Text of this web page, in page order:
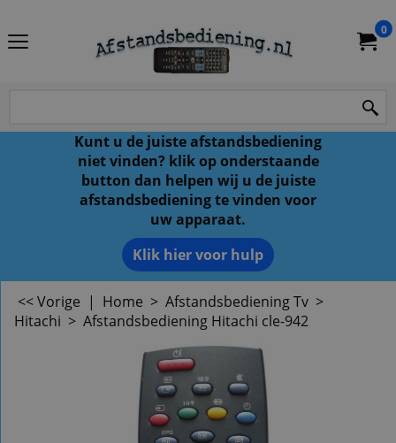
0
Kunt u de juiste afstandsbediening
niet vinden? klik op onderstaande
button dan helpen wij u de juiste
afstandsbediening te vinden voor
uw apparaat.
Klik hier voor hulp
<< Vorige | Home > Afstandsbediening Tv >
Hitachi > Afstandsbediening Hitachi cle-942